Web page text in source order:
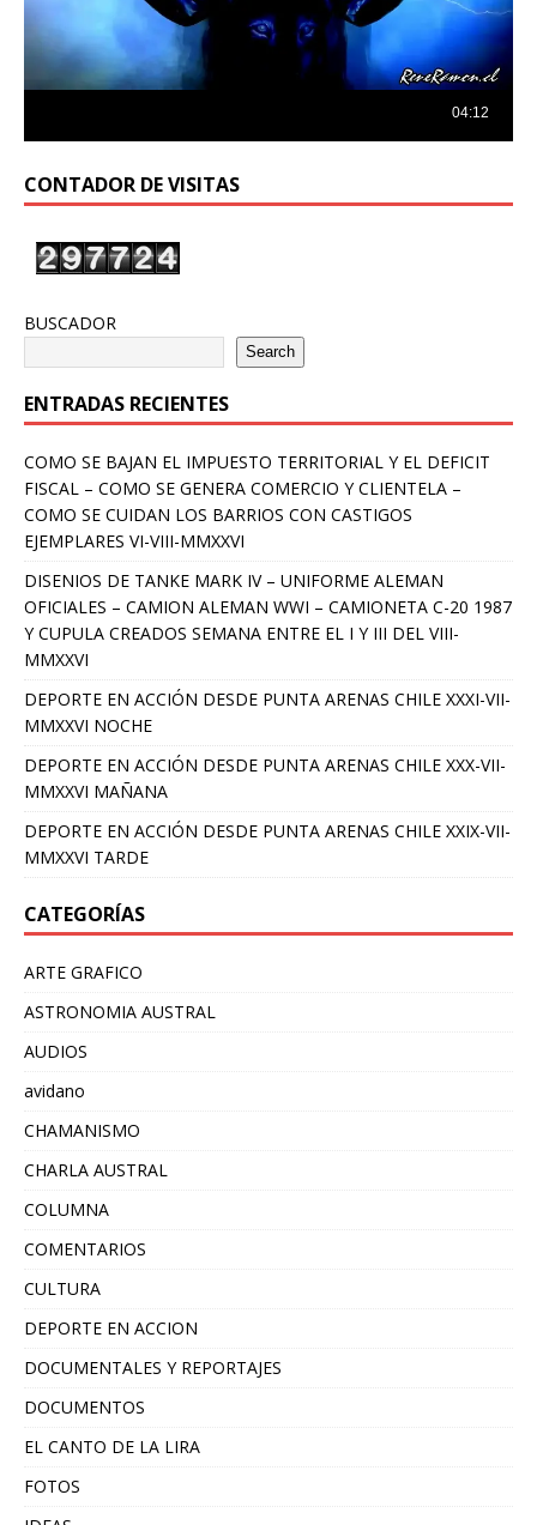
CONTADOR DE VISITAS
BUSCADOR
Search
ENTRADAS RECIENTES
COMO SE BAJAN EL IMPUESTO TERRITORIAL Y EL DEFICIT
FISCAL – COMO SE GENERA COMERCIO Y CLIENTELA –
COMO SE CUIDAN LOS BARRIOS CON CASTIGOS
EJEMPLARES VI-VIII-MMXXVI
DISENIOS DE TANKE MARK IV – UNIFORME ALEMAN
OFICIALES – CAMION ALEMAN WWI – CAMIONETA C-20 1987
Y CUPULA CREADOS SEMANA ENTRE EL I Y III DEL VIII-
MMXXVI
DEPORTE EN ACCIÓN DESDE PUNTA ARENAS CHILE XXXI-VII-
MMXXVI NOCHE
DEPORTE EN ACCIÓN DESDE PUNTA ARENAS CHILE XXX-VII-
MMXXVI MAÑANA
DEPORTE EN ACCIÓN DESDE PUNTA ARENAS CHILE XXIX-VII-
MMXXVI TARDE
CATEGORÍAS
ARTE GRAFICO
ASTRONOMIA AUSTRAL
AUDIOS
avidano
CHAMANISMO
CHARLA AUSTRAL
COLUMNA
COMENTARIOS
CULTURA
DEPORTE EN ACCION
DOCUMENTALES Y REPORTAJES
DOCUMENTOS
EL CANTO DE LA LIRA
FOTOS